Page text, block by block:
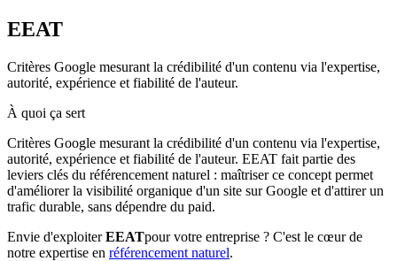
EEAT
Critères Google mesurant la crédibilité d'un contenu via l'expertise,
autorité, expérience et fiabilité de l'auteur.
À quoi ça sert
Critères Google mesurant la crédibilité d'un contenu via l'expertise,
autorité, expérience et fiabilité de l'auteur. EEAT fait partie des
leviers clés du référencement naturel : maîtriser ce concept permet
d'améliorer la visibilité organique d'un site sur Google et d'attirer un
trafic durable, sans dépendre du paid.
Envie d'exploiterEEATpour votre entreprise ? C'est le cœur de
notre expertise en référencement naturel.